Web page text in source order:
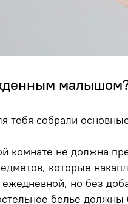
тебя собрали
комнате не должна
которые
но без
белье должны